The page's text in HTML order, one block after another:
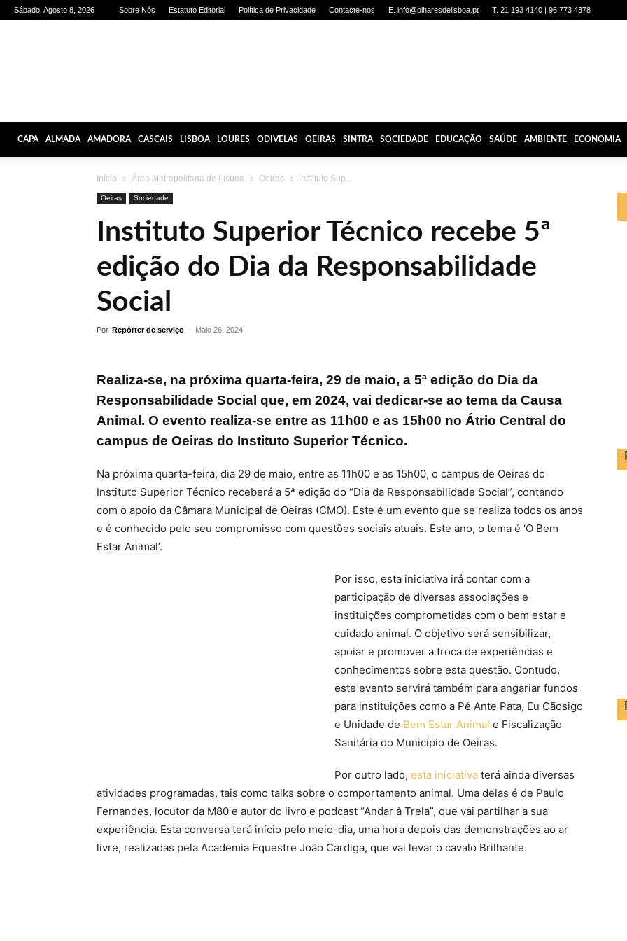
Sábado, Agosto 8, 2026 Sobre Nós Estatuto Editorial Política de Privacidade Contacte-nos E. info@olharesdelisboa.pt T. 21 193 4140 | 96 773 4378
CAPA ALMADA AMADORA CASCAIS LISBOA LOURES ODIVELAS OEIRAS SINTRA SOCIEDADE EDUCAÇÃO SAÚDE AMBIENTE ECONOMIA
Início Área Metropolitana de Lisboa Oeiras Instituto Sup...
Oeiras Sociedade
Instituto Superior Técnico recebe 5ª
edição do Dia da Responsabilidade
Social
Por Repórter de serviço - Maio 26, 2024
Realiza-se, na próxima quarta-feira, 29 de maio, a 5ª edição do Dia da
Responsabilidade Social que, em 2024, vai dedicar-se ao tema da Causa
Animal. O evento realiza-se entre as 11h00 e as 15h00 no Átrio Central do
campus de Oeiras do Instituto Superior Técnico.
Na próxima quarta-feira, dia 29 de maio, entre as 11h00 e as 15h00, o campus de Oeiras do
Instituto Superior Técnico receberá a 5ª edição do “Dia da Responsabilidade Social”, contando
com o apoio da Câmara Municipal de Oeiras (CMO). Este é um evento que se realiza todos os anos
e é conhecido pelo seu compromisso com questões sociais atuais. Este ano, o tema é ‘O Bem
Estar Animal’.
Por isso, esta iniciativa irá contar com a
participação de diversas associações e
instituições comprometidas com o bem estar e
cuidado animal. O objetivo será sensibilizar,
apoiar e promover a troca de experiências e
conhecimentos sobre esta questão. Contudo,
este evento servirá também para angariar fundos
para instituições como a Pé Ante Pata, Eu Cãosigo
e Unidade de Bem Estar Animal e Fiscalização
Sanitária do Município de Oeiras.
Por outro lado, esta iniciativa terá ainda diversas
atividades programadas, tais como talks sobre o comportamento animal. Uma delas é de Paulo
Fernandes, locutor da M80 e autor do livro e podcast “Andar à Trela”, que vai partilhar a sua
experiência. Esta conversa terá início pelo meio-dia, uma hora depois das demonstrações ao ar
livre, realizadas pela Academia Equestre João Cardiga, que vai levar o cavalo Brilhante.